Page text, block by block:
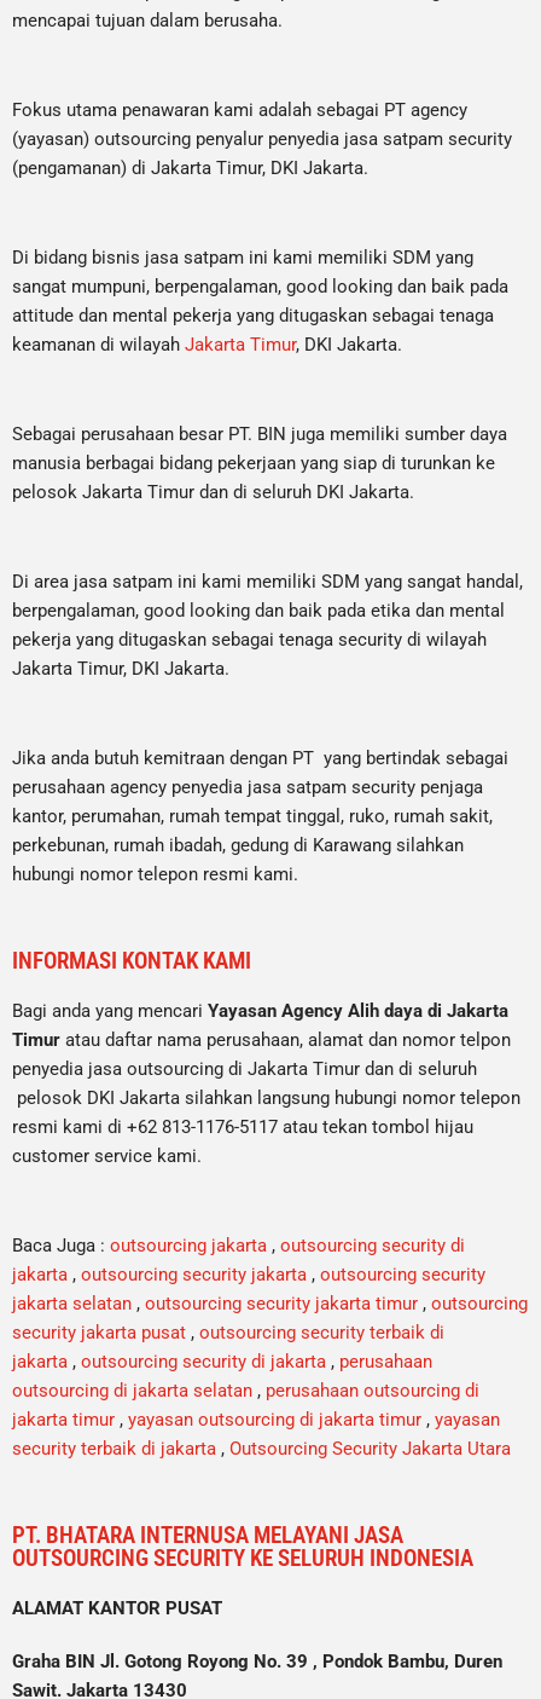
mencapai tujuan dalam berusaha.
Fokus utama penawaran kami adalah sebagai PT agency
(yayasan) outsourcing penyalur penyedia jasa satpam security
(pengamanan) di Jakarta Timur, DKI Jakarta.
Di bidang bisnis jasa satpam ini kami memiliki SDM yang
sangat mumpuni, berpengalaman, good looking dan baik pada
attitude dan mental pekerja yang ditugaskan sebagai tenaga
keamanan di wilayah Jakarta Timur, DKI Jakarta.
Sebagai perusahaan besar PT. BIN juga memiliki sumber daya
manusia berbagai bidang pekerjaan yang siap di turunkan ke
pelosok Jakarta Timur dan di seluruh DKI Jakarta.
Di area jasa satpam ini kami memiliki SDM yang sangat handal,
berpengalaman, good looking dan baik pada etika dan mental
pekerja yang ditugaskan sebagai tenaga security di wilayah
Jakarta Timur, DKI Jakarta.
Jika anda butuh kemitraan dengan PT yang bertindak sebagai
perusahaan agency penyedia jasa satpam security penjaga
kantor, perumahan, rumah tempat tinggal, ruko, rumah sakit,
perkebunan, rumah ibadah, gedung di Karawang silahkan
hubungi nomor telepon resmi kami.
INFORMASI KONTAK KAMI
Bagi anda yang mencari Yayasan Agency Alih daya di Jakarta
Timur atau daftar nama perusahaan, alamat dan nomor telpon
penyedia jasa outsourcing di Jakarta Timur dan di seluruh
pelosok DKI Jakarta silahkan langsung hubungi nomor telepon
resmi kami di +62 813-1176-5117 atau tekan tombol hijau
customer service kami.
Baca Juga : outsourcing jakarta , outsourcing security di
jakarta , outsourcing security jakarta , outsourcing security
jakarta selatan , outsourcing security jakarta timur , outsourcing
security jakarta pusat , outsourcing security terbaik di
jakarta , outsourcing security di jakarta , perusahaan
outsourcing di jakarta selatan , perusahaan outsourcing di
jakarta timur , yayasan outsourcing di jakarta timur , yayasan
security terbaik di jakarta , Outsourcing Security Jakarta Utara
PT. BHATARA INTERNUSA MELAYANI JASA
OUTSOURCING SECURITY KE SELURUH INDONESIA
ALAMAT KANTOR PUSAT
Graha BIN Jl. Gotong Royong No. 39 , Pondok Bambu, Duren
Sawit. Jakarta 13430